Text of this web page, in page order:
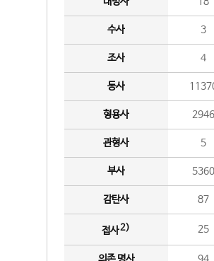
수사 3
조사 4
동사
형용사 2946
관형사 5
부사 5360
감탄사 87
접사2) 25
의존 명사 94